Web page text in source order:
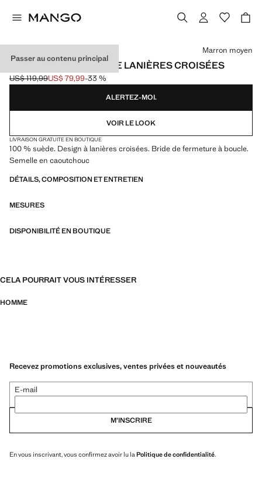
Passer au contenu principal
SANDALES CUIR SUÈDE LANIÈRES CROISÉES
Prix initial barré [US$ 119,99 ]
US$ 119,99
Prix actuel [US$ 79,99 ]
US$ 79,99-33 %
Choisissez une couleur
Marron moyen
ALERTEZ-MOI.
VOIR LE LOOK
LIVRAISON GRATUITE EN BOUTIQUE
100 % suède. Design à lanières croisées. Bride de fermeture à boucle.
Semelle en caoutchouc
DÉTAILS, COMPOSITION ET ENTRETIEN
MESURES
DISPONIBILITÉ EN BOUTIQUE
CELA POURRAIT VOUS INTÉRESSER
HOMME
Recevez promotions exclusives, ventes privées et nouveautés
E-mail
M’INSCRIRE
En vous inscrivant, vous confirmez avoir lu la Politique de confidentialité.